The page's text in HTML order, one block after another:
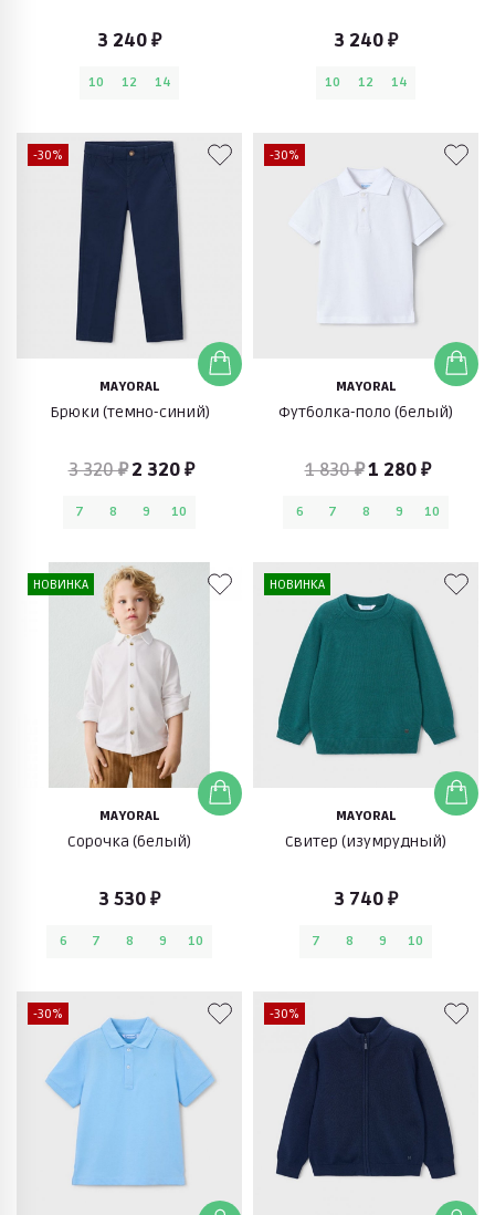
3 240 ₽
10 12 14
3 240 ₽
10 12 14
-30%
MAYORAL
Брюки (темно-синий)
3 320 ₽ 2 320 ₽
7 8 9 10
-30%
MAYORAL
Футболка-поло (белый)
1 830 ₽1 280 ₽
6 7 8 9 10
НОВИНКА
MAYORAL
Сорочка (белый)
3 530 ₽
6 7 8 9 10
НОВИНКА
MAYORAL
Свитер (изумрудный)
3 740 ₽
7 8 9 10
-30% -30%